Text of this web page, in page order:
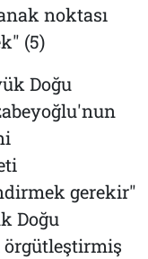
noktası
(5)
Doğu
gerekir"
Doğu
örgütleştirmiş